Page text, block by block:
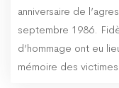
anniversaire de
septembre 1986.
d’hommage ont eu
mémoire des